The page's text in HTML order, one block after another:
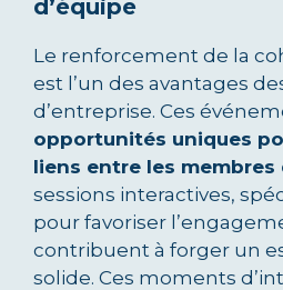
d’équipe
Le renforcement de la
est l’un des avantages
d’entreprise. Ces
opportunités uniques
liens entre les membres
sessions interactives,
pour favoriser
contribuent à forger un
solide. Ces moments